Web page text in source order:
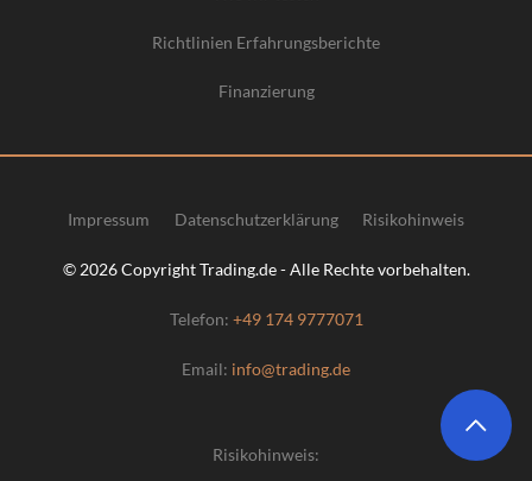
Richtlinien Erfahrungsberichte
Finanzierung
© 2026 Copyright Trading.de - Alle Rechte vorbehalten.
Telefon: +49 174 9777071
Email: info@trading.de
Impressum Datenschutzerklärung Risikohinweis
Risikohinweis: